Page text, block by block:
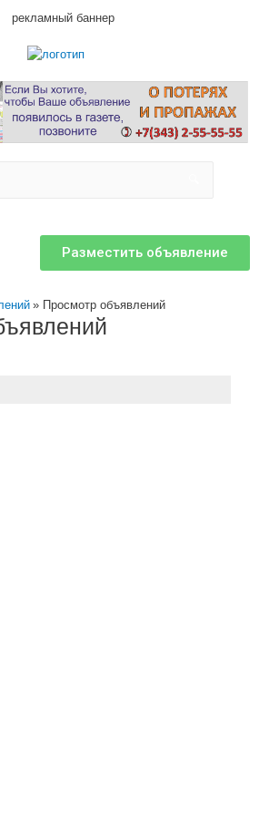
Разместить объявление
Просмотр объявлений